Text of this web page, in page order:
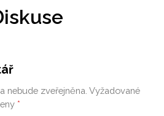
nebude zveřejněna. Vyžadované
*